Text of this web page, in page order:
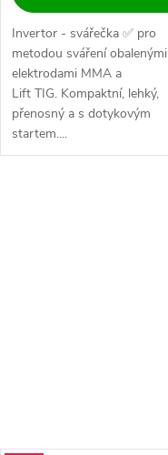
Invertor - svářečka ✅ pro
metodou sváření obalenými
elektrodami MMA a
Lift TIG. Kompaktní, lehký,
přenosný a s dotykovým
startem....